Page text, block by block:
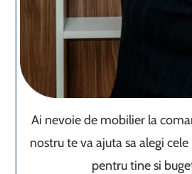
Ai nevoie de mobilier la
nostru te va ajuta sa alegi
pentru tine si